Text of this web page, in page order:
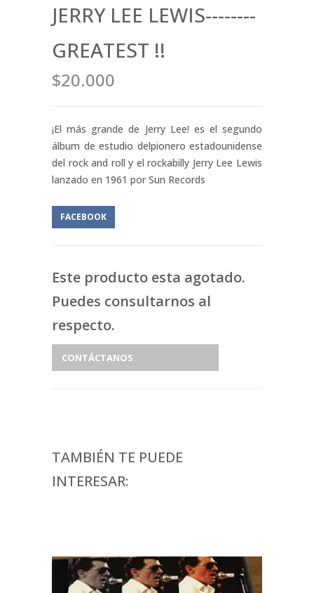
JERRY LEE LEWIS--------
GREATEST !!
$20.000
¡El más grande de Jerry Lee! es el segundo
álbum de estudio delpionero estadounidense
del rock and roll y el rockabilly Jerry Lee Lewis
lanzado en 1961 por Sun Records
FACEBOOK
Este producto esta agotado.
Puedes consultarnos al
respecto.
CONTÁCTANOS
TAMBIÉN TE PUEDE
INTERESAR: